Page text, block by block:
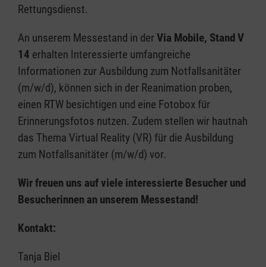
Rettungsdienst.
An unserem Messestand in der Via Mobile, Stand V
14 erhalten Interessierte umfangreiche
Informationen zur Ausbildung zum Notfallsanitäter
(m/w/d), können sich in der Reanimation proben,
einen RTW besichtigen und eine Fotobox für
Erinnerungsfotos nutzen. Zudem stellen wir hautnah
das Thema Virtual Reality (VR) für die Ausbildung
zum Notfallsanitäter (m/w/d) vor.
Wir freuen uns auf viele interessierte Besucher und
Besucherinnen an unserem Messestand!
Kontakt:
Tanja Biel